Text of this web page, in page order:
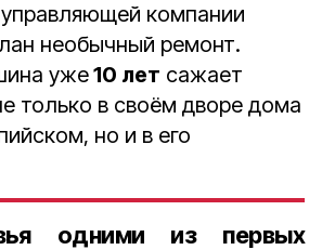
компании
необычный ремонт.
уже10 лет сажает
только в своём дворе дома
но и в его
одними из первых